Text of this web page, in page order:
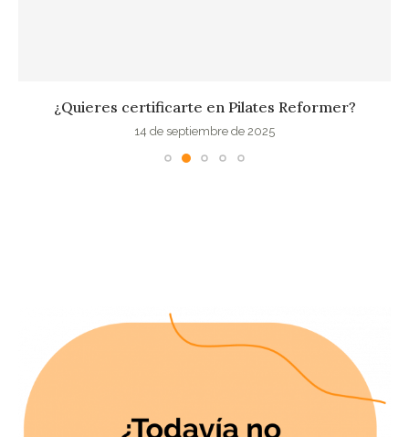
¿Quieres certificarte en Pilates Reformer?
14 de septiembre de 2025